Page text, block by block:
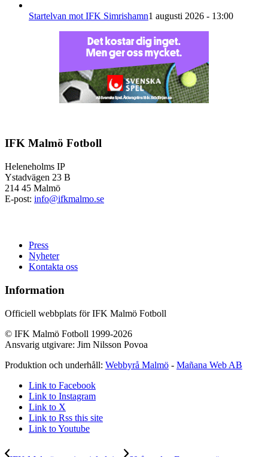
Startelvan mot IFK Simrishamn1 augusti 2026 - 13:00
IFK Malmö Fotboll
Heleneholms IP
Ystadvägen 23 B
214 45 Malmö
E-post: info@ifkmalmo.se
Press
Nyheter
Kontakta oss
Information
Officiell webbplats för IFK Malmö Fotboll
© IFK Malmö Fotboll 1999-2026
Ansvarig utgivare: Jim Nilsson Povoa
Produktion och underhåll: Webbyrå Malmö - Mañana Web AB
Link to Facebook
Link to Instagram
Link to X
Link to Rss this site
Link to Youtube